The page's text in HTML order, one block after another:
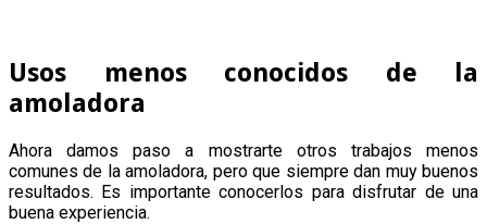
Usos menos conocidos de la
amoladora
Ahora damos paso a mostrarte otros trabajos menos
comunes de la amoladora, pero que siempre dan muy buenos
resultados. Es importante conocerlos para disfrutar de una
buena experiencia.